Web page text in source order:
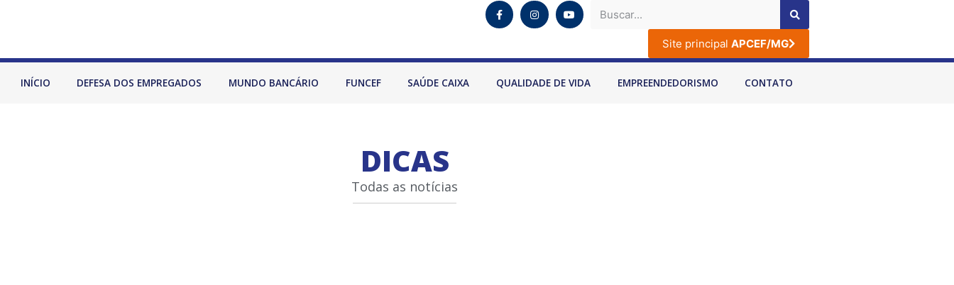
Site principal APCEF/MG
INÍCIO DEFESA DOS EMPREGADOS MUNDO BANCÁRIO FUNCEF SAÚDE CAIXA QUALIDADE DE VIDA EMPREENDEDORISMO CONTATO
DICAS
Todas as notícias